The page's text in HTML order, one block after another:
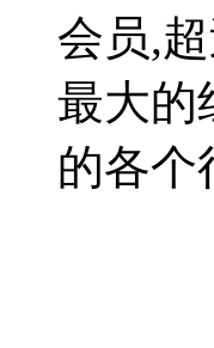
会员,
最大的
的各个